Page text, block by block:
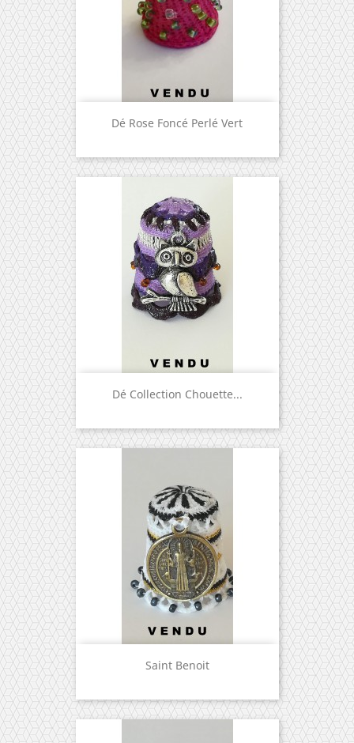
Dé Rose Foncé Perlé Vert
Dé Collection Chouette...
Saint Benoit